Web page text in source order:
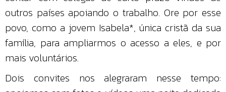
outros países apoiando o trabalho. Ore por esse
povo, como a jovem Isabela*, única cristã da sua
família, para ampliarmos o acesso a eles, e por
mais voluntários.
Dois convites nos alegraram nesse tempo: